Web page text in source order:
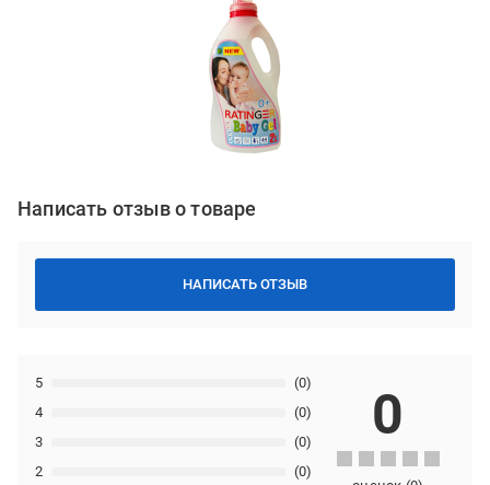
Написать отзыв о товаре
НАПИСАТЬ ОТЗЫВ
2 (0)
3 (0)
4 (0)
5 (0)
0